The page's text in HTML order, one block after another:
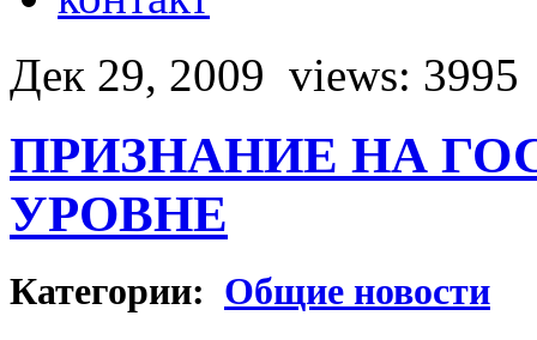
Дек 29, 2009 views: 3995
ПРИЗНАНИЕ НА
УРОВНЕ
Категории: Общие новости